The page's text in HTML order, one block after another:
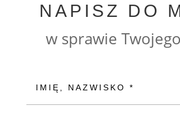
NAPISZ DO
w sprawie